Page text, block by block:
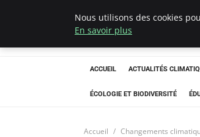
ACCUEIL ACTUALITÉS
ÉCOLOGIE ET BIODIVERSITÉ
Accueil Changements
Nous utilisons des cookies
En savoir plus